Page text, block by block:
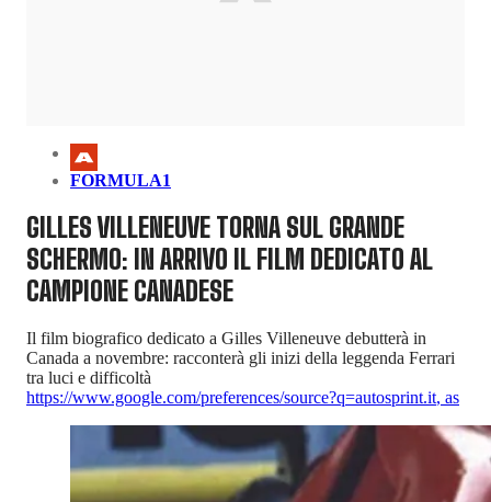
FORMULA1
GILLES VILLENEUVE TORNA SUL GRANDE
SCHERMO: IN ARRIVO IL FILM DEDICATO AL
CAMPIONE CANADESE
Il film biografico dedicato a Gilles Villeneuve debutterà in
Canada a novembre: racconterà gli inizi della leggenda Ferrari
tra luci e difficoltà
https://www.google.com/preferences/source?q=autosprint.it, as